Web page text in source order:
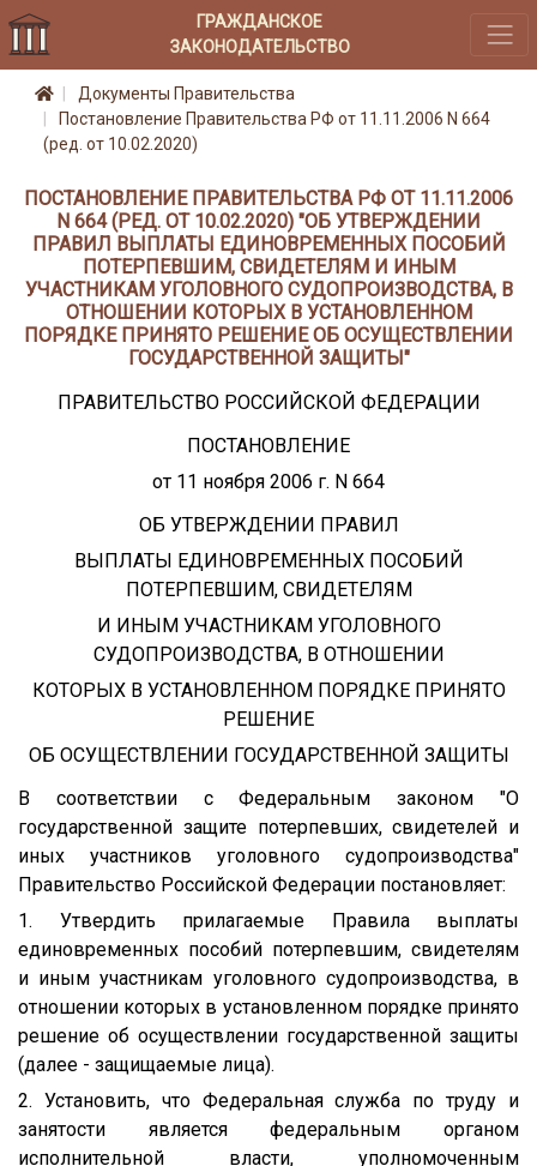
ГРАЖДАНСКОЕ
ЗАКОНОДАТЕЛЬСТВО
Документы Правительства
Постановление Правительства РФ от 11.11.2006 N 664
(ред. от 10.02.2020)
ПОСТАНОВЛЕНИЕ ПРАВИТЕЛЬСТВА РФ ОТ 11.11.2006
N 664 (РЕД. ОТ 10.02.2020) "ОБ УТВЕРЖДЕНИИ
ПРАВИЛ ВЫПЛАТЫ ЕДИНОВРЕМЕННЫХ ПОСОБИЙ
ПОТЕРПЕВШИМ, СВИДЕТЕЛЯМ И ИНЫМ
УЧАСТНИКАМ УГОЛОВНОГО СУДОПРОИЗВОДСТВА, В
ОТНОШЕНИИ КОТОРЫХ В УСТАНОВЛЕННОМ
ПОРЯДКЕ ПРИНЯТО РЕШЕНИЕ ОБ ОСУЩЕСТВЛЕНИИ
ГОСУДАРСТВЕННОЙ ЗАЩИТЫ"
ПРАВИТЕЛЬСТВО РОССИЙСКОЙ ФЕДЕРАЦИИ
ПОСТАНОВЛЕНИЕ
от 11 ноября 2006 г. N 664
ОБ УТВЕРЖДЕНИИ ПРАВИЛ
ВЫПЛАТЫ ЕДИНОВРЕМЕННЫХ ПОСОБИЙ
ПОТЕРПЕВШИМ, СВИДЕТЕЛЯМ
И ИНЫМ УЧАСТНИКАМ УГОЛОВНОГО
СУДОПРОИЗВОДСТВА, В ОТНОШЕНИИ
КОТОРЫХ В УСТАНОВЛЕННОМ ПОРЯДКЕ ПРИНЯТО
РЕШЕНИЕ
ОБ ОСУЩЕСТВЛЕНИИ ГОСУДАРСТВЕННОЙ ЗАЩИТЫ
В соответствии с Федеральным законом "О
государственной защите потерпевших, свидетелей и
иных участников уголовного судопроизводства"
Правительство Российской Федерации постановляет:
1. Утвердить прилагаемые Правила выплаты
единовременных пособий потерпевшим, свидетелям
и иным участникам уголовного судопроизводства, в
отношении которых в установленном порядке принято
решение об осуществлении государственной защиты
(далее - защищаемые лица).
2. Установить, что Федеральная служба по труду и
занятости является федеральным органом
исполнительной власти, уполномоченным